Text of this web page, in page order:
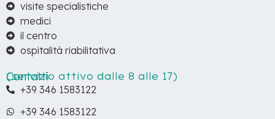
visite specialistiche
medici
il centro
ospitalità riabilitativa
Contatti
(servizio attivo dalle 8 alle 17)
+39 346 1583122
+39 346 1583122